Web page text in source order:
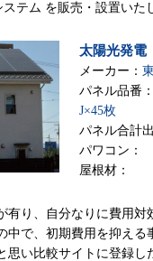
ステム を販売・設置いた
太陽光発電
メーカー：
パネル品番：
J×45枚
パネル合計
パワコン：
屋根材：
有り、自分なりに費用対
中で、初期費用を抑える
思い比較サイトに登録し